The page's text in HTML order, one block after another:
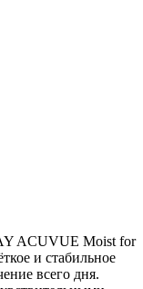
ACUVUE Moist for
и стабильное
всего дня.